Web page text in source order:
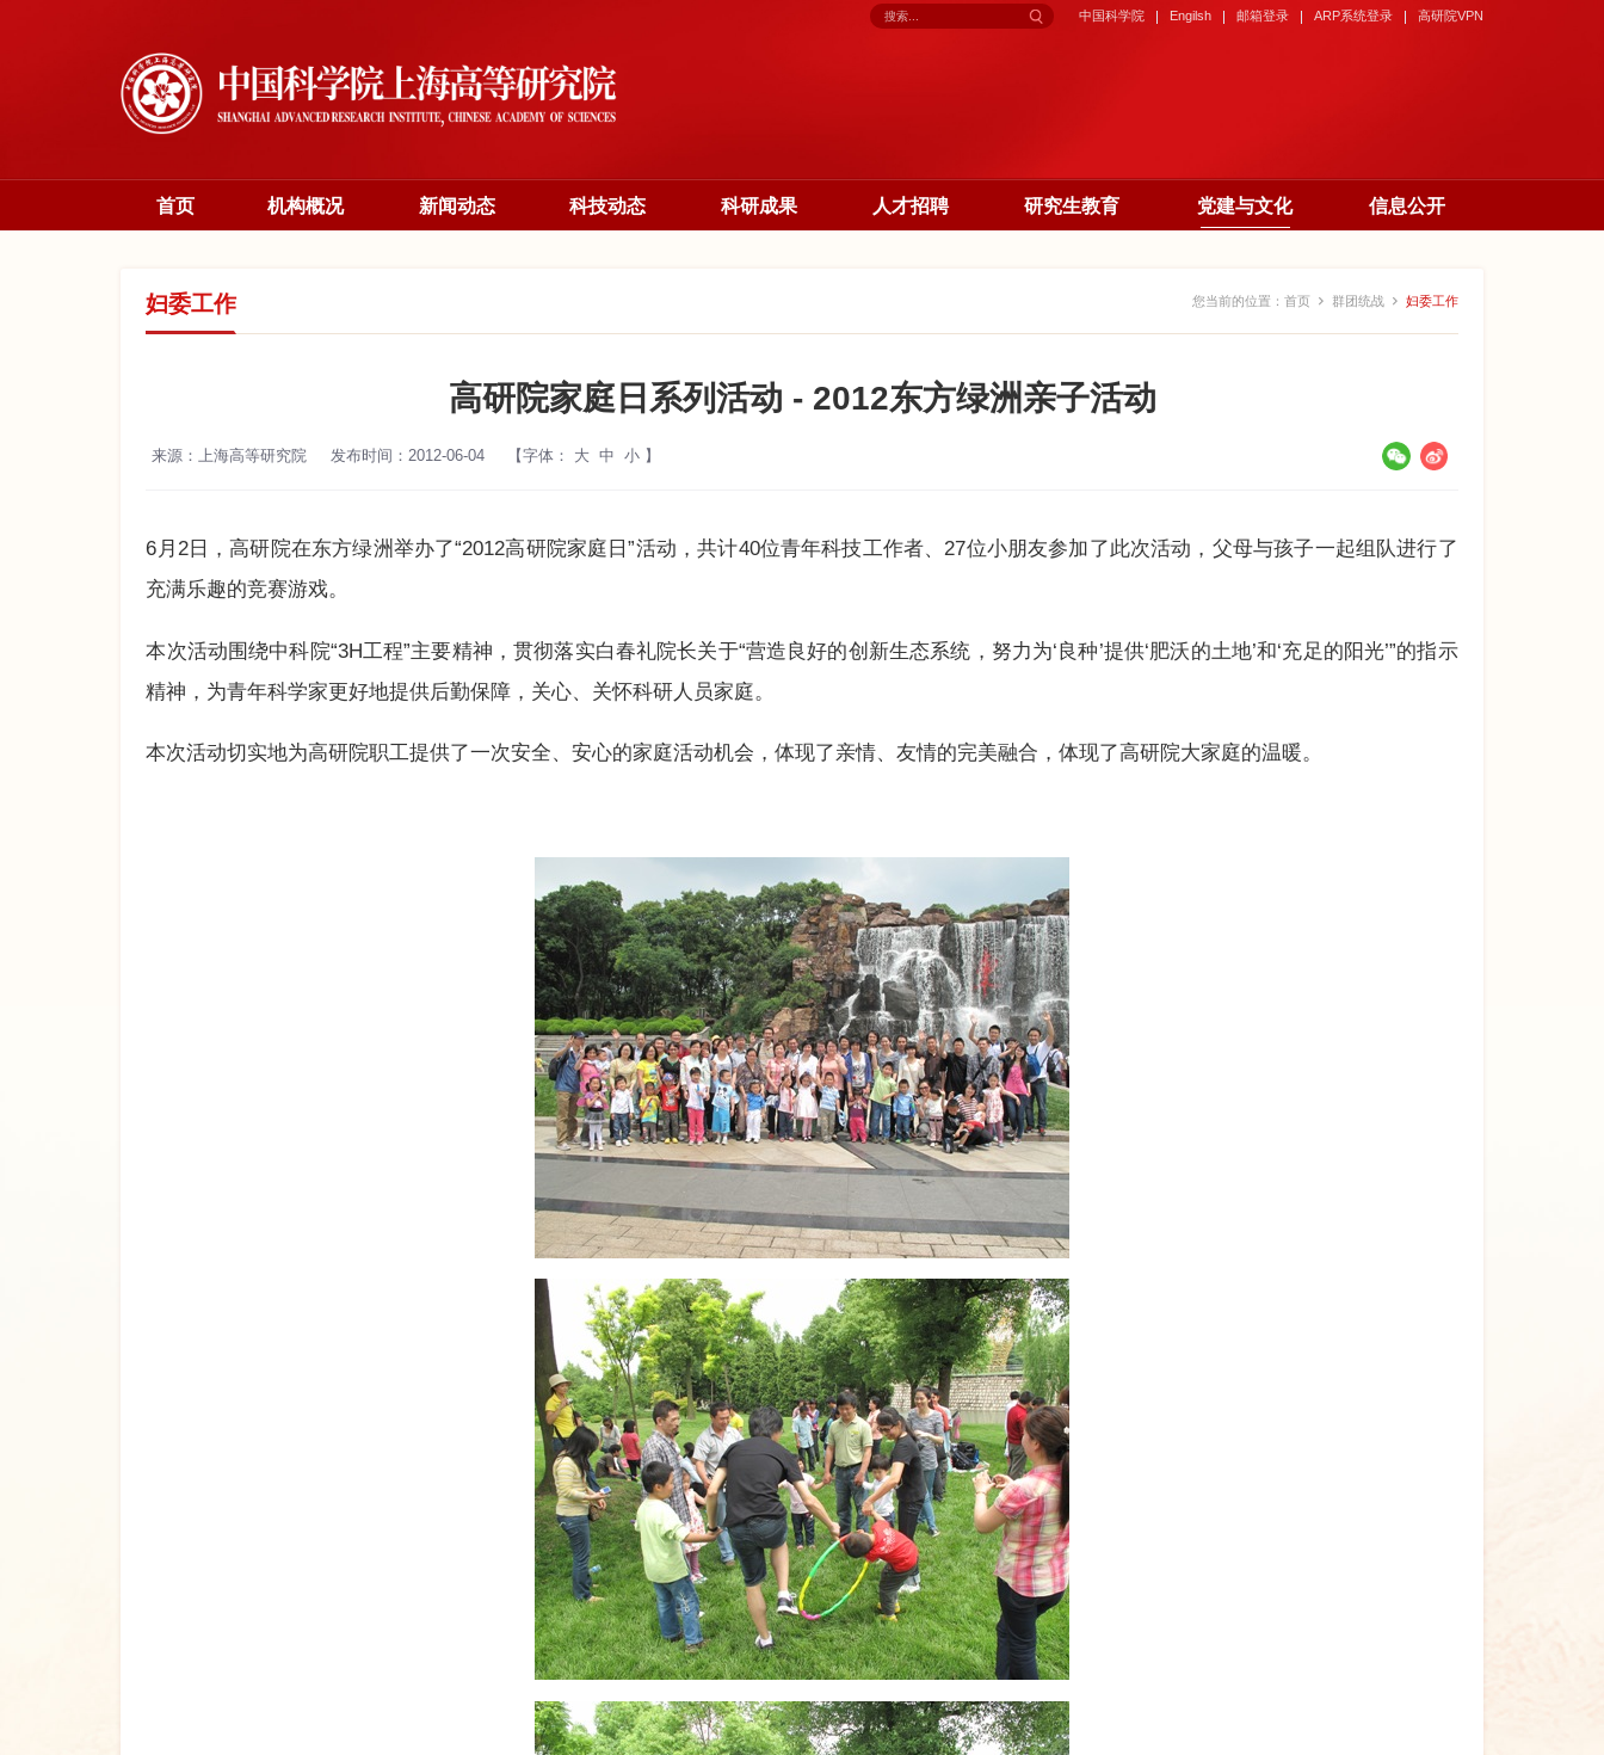
中国科学院 Engilsh 邮箱登录 ARP系统登录 高研院VPN
首页 机构概况 新闻动态 科技动态 科研成果 人才招聘 研究生教育 党建与文化 信息公开
妇委工作 您当前的位置： 首页 群团统战 妇委工作
高研院家庭日系列活动 - 2012东方绿洲亲子活动
来源：上海高等研究院 发布时间：2012-06-04 【字体： 大 中 小 】
6月2日，高研院在东方绿洲举办了“2012高研院家庭日”活动，共计40位青年科技工作者、27位小朋友参加了此次活动，父母与孩子一起组队进行了
充满乐趣的竞赛游戏。
本次活动围绕中科院“3H工程”主要精神，贯彻落实白春礼院长关于“营造良好的创新生态系统，努力为‘良种’提供‘肥沃的土地’和‘充足的阳光’”的指示
精神，为青年科学家更好地提供后勤保障，关心、关怀科研人员家庭。
本次活动切实地为高研院职工提供了一次安全、安心的家庭活动机会，体现了亲情、友情的完美融合，体现了高研院大家庭的温暖。